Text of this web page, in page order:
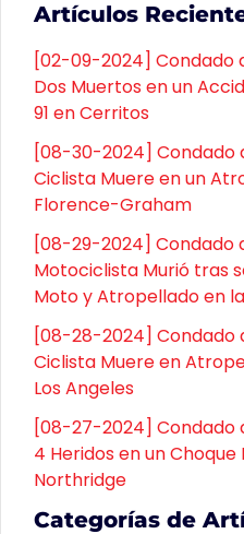
Artículos
[02-09-2024] Condado
Dos Muertos en un
91 en Cerritos
[08-30-2024] Condado
Ciclista Muere en un
Florence-Graham
[08-29-2024] Condado
Motociclista Murió tras
Moto y Atropellado en
[08-28-2024] Condado
Ciclista Muere en
Los Angeles
[08-27-2024] Condado
4 Heridos en un
Northridge
Categorías de